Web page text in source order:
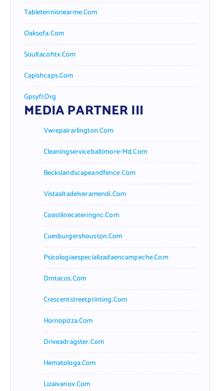
Tabletennisnearme.com
Oaksofa.com
Soultacohtx.com
Capishcaps.com
Gpsyfl.org
MEDIA PARTNER III
Vwrepairarlington.com
Cleaningservicebaltimore-Md.com
Beckslandscapeandfence.com
Vistaaltadelveramendi.com
Coastlinecateringnc.com
Cuesburgershouston.com
Psicologiaespecializadaencampeche.com
Dmtacos.com
Crescentstreetprinting.com
Hornopizza.com
Driveadragster.com
Hematologa.com
Lizaivanov.com